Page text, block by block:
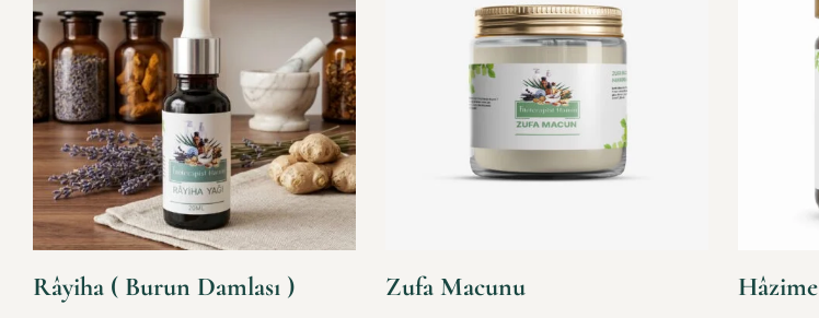
Râyiha ( Burun Damlası ) Zufa Macunu Hâzime